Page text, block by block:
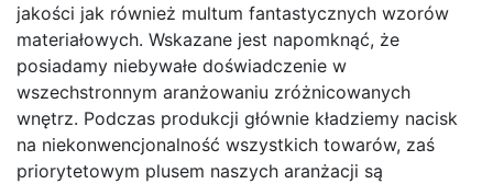
jakości jak również multum fantastycznych wzorów
materiałowych. Wskazane jest napomknąć, że
posiadamy niebywałe doświadczenie w
wszechstronnym aranżowaniu zróżnicowanych
wnętrz. Podczas produkcji głównie kładziemy nacisk
na niekonwencjonalność wszystkich towarów, zaś
priorytetowym plusem naszych aranżacji są